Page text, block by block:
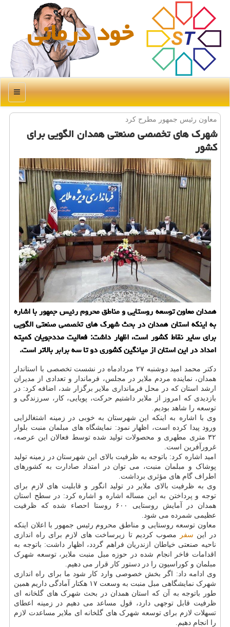
خود درمانی
منو
معاون رئیس جمهور مطرح كرد
شهرك های تخصصی صنعتی همدان الگویی برای
كشور ‏
همدان معاون توسعه روستایی و مناطق محروم رئیس جمهور با اشاره
به ‏اینكه استان همدان در بحث شهرك های تخصصی صنعتی الگویی
‏برای سایر نقاط كشور است، اظهار داشت: فعالیت مددجویان كمیته
امداد در این ‏استان از میانگین كشوری دو تا سه برابر بالاتر است.‏
دکتر محمد امید دوشنبه ۲۷ مردادماه در نشست تخصصی با استاندار
همدان، نماینده مردم ملایر در مجلس، فرماندار و تعدادی از مدیران
ارشد استان که در محل فرمانداری ملایر برگزار شد، اضافه کرد: در
بازدیدی که امروز از ملایر داشتیم حرکت، پویایی، کار، سرزندگی و
توسعه را شاهد بودیم.
وی با اشاره به اینکه این شهرستان به خوبی در زمینه اشتغالزایی
ورود پیدا کرده است، اظهار نمود: نمایشگاه های مبلمان منبت بلوار
۳۲ متری مطهری و محصولات تولید شده توسط فعالان این عرصه،
غرورآفرین است.
امید اشاره کرد: باتوجه به ظرفیت بالای این شهرستان در زمینه تولید
پوشاک و مبلمان منبت، می توان در امتداد صادارت به کشورهای
اطراف گام های مؤثری برداشت.
وی به ظرفیت بالای ملایر در تولید انگور و قابلیت های لازم برای
توجه و پرداختن به این مساله اشاره و اشاره کرد: در سطح استان
همدان در آمایش روستایی ۶۰۰ روستا احصاء شده که ظرفیت
عظیمی شمرده می شود.
معاون توسعه روستایی و مناطق محروم رئیس جمهور با اعلان اینکه
در این سفر
مصوب کردیم تا زیرساخت های لازم برای راه اندازی
ناحیه صنعتی خیاطان ازندریان فراهم گردد، اظهار داشت: باتوجه به
اقدامات فاخر انجام شده در حوزه مبل منبت ملایر، توسعه شهرک
مبلمان و کوراسیون را در دستور کار قرار می دهیم.
وی ادامه داد: اگر بخش خصوصی وارد کار شود ما برای راه اندازی
شهرک نمایشگاهی مبل منبت به وسعت ۱۷ هکتار آمادگی داریم همین
طور باتوجه به آن که استان همدان در بحث شهرک های گلخانه ای
ظرفیت قابل توجهی دارد، قول مساعد می دهیم در زمینه اعطای
تسهلات لازم برای توسعه شهرک های گلخانه ای ملایر مساعدت لازم
را انجام دهیم.